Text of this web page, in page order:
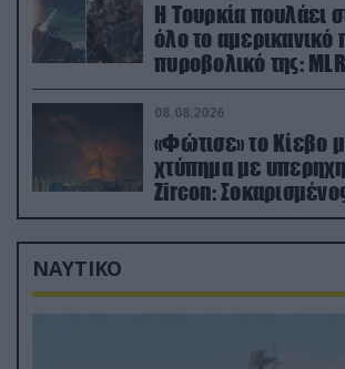
Η Τουρκία πουλάει
όλο το αμερικανικό
πυροβολικό της:
ΑΤΑCMS
08.08.2026
«Φώτισε» το Κίεβο
χτύπημα με
Zircon:
κατέγραψε τη
ΝΑΥΤΙΚΟ